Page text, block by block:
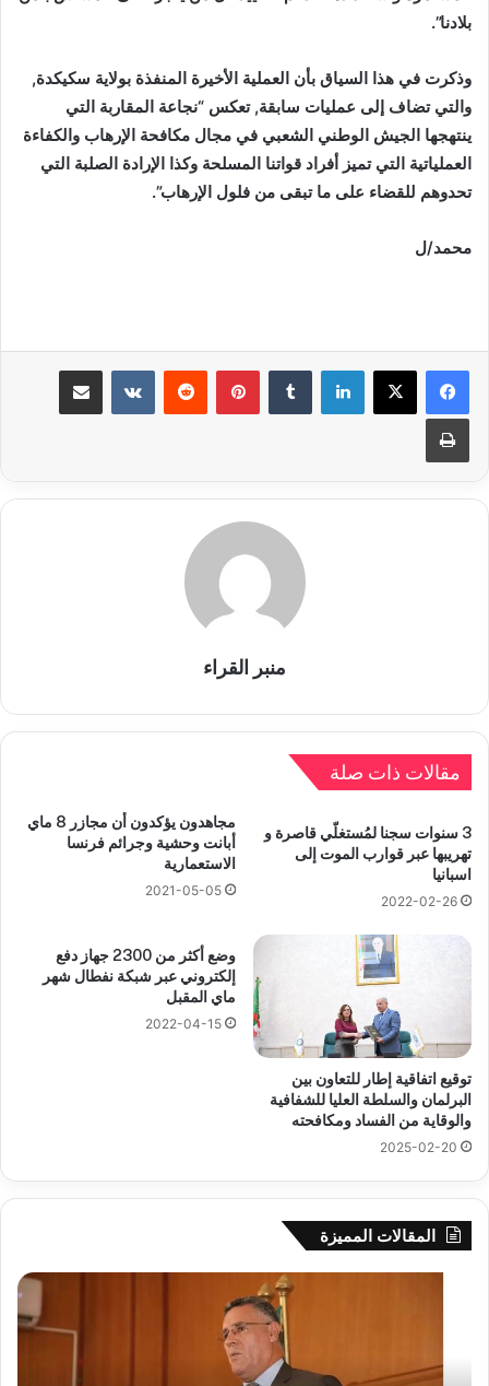
بلادنا”.
وذكرت في هذا السياق بأن العملية الأخيرة المنفذة بولاية سكيكدة,
والتي تضاف إلى عمليات سابقة, تعكس “نجاعة المقاربة التي
ينتهجها الجيش الوطني الشعبي في مجال مكافحة الإرهاب والكفاءة
العملياتية التي تميز أفراد قواتنا المسلحة وكذا الإرادة الصلبة التي
تحدوهم للقضاء على ما تبقى من فلول الإرهاب”.
محمد/ل
لينكدإن بينتيريست
طباعة
منبر القراء
مقالات ذات صلة
3 سنوات سجنا لمُستغلّي قاصرة و
تهريبها عبر قوارب الموت إلى
اسبانيا
2022-02-26
مجاهدون يؤكدون أن مجازر 8 ماي
أبانت وحشية وجرائم فرنسا
الاستعمارية
2021-05-05
توقيع اتفاقية إطار للتعاون بين
البرلمان والسلطة العليا للشفافية
والوقاية من الفساد ومكافحته
2025-02-20
وضع أكثر من 2300 جهاز دفع
إلكتروني عبر شبكة نفطال شهر
ماي المقبل
2022-04-15
المقالات المميزة
لدراسة